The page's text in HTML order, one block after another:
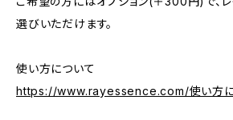
選びいただけます。
使い方について
https://www.rayessence.com/使い方